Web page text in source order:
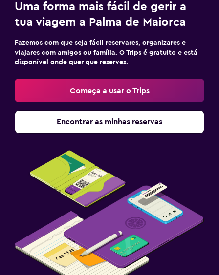
Uma forma mais fácil de gerir a
tua viagem a Palma de Maiorca
Fazemos com que seja fácil reservares, organizares e
viajares com amigos ou família. O Trips é gratuito e está
disponível onde quer que reserves.
Começa a usar o Trips
Encontrar as minhas reservas